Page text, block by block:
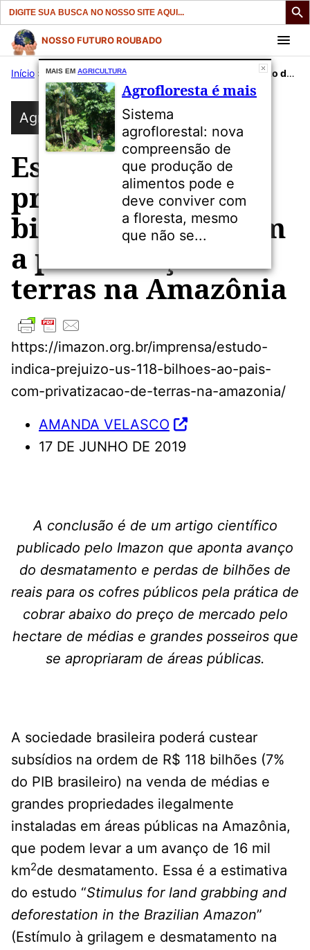
Search
for:
Pular
para
conteúdo
NOSSO FUTURO ROUBADO
Início » Publicações»Agricultura Estudo indica prejuízo de R$ 118 bilhões ao país com a privatização de terras na Amazônia
Agricultura
Estudo indica
prejuízo de R$ 118
bilhões ao país com
a privatização de
terras na Amazônia
https://imazon.org.br/imprensa/estudo-
indica-prejuizo-us-118-bilhoes-ao-pais-
com-privatizacao-de-terras-na-amazonia/
AMANDA VELASCO
17 DE JUNHO DE 2019
A conclusão é de um artigo científico
publicado pelo Imazon que aponta avanço
do desmatamento e perdas de bilhões de
reais para os cofres públicos pela prática de
cobrar abaixo do preço de mercado pelo
hectare de médias e grandes posseiros que
se apropriaram de áreas públicas.
A sociedade brasileira poderá custear
subsídios na ordem de R$ 118 bilhões (7%
do PIB brasileiro) na venda de médias e
grandes propriedades ilegalmente
instaladas em áreas públicas na Amazônia,
que podem levar a um avanço de 16 mil
km2de desmatamento. Essa é a estimativa
do estudo “Stimulus for land grabbing and
deforestation in the Brazilian Amazon”
(Estímulo à grilagem e desmatamento na
MAIS EM AGRICULTURA
Agrofloresta é mais
Sistema
agroflorestal: nova
compreensão de
que produção de
alimentos pode e
deve conviver com
a floresta, mesmo
que não se...